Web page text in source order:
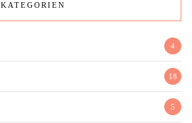
KATEGORIEN
4
18
5